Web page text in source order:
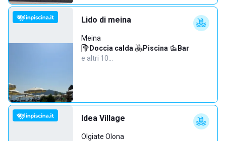
Lido di meina
Meina
Doccia calda· Piscina· Bar·
e altri 10…
Idea Village
Olgiate Olona